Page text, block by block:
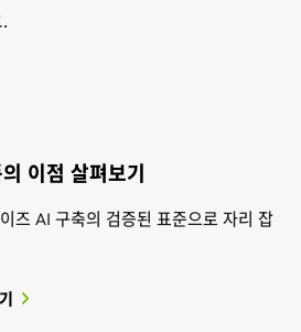
이점 살펴보기
즈 AI 구축의 검증된 표준으로 자리 잡